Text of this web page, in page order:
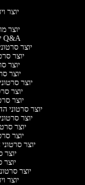
יוצר
יוצר
יוצר סרטוני Q&A
יוצר
יוצר
יוצר
יוצר
יוצר
יוצר
יוצר
יוצר סרטוני
יוצר
יוצר
יוצר
יוצר
יוצר
יוצר
יוצר
יוצר